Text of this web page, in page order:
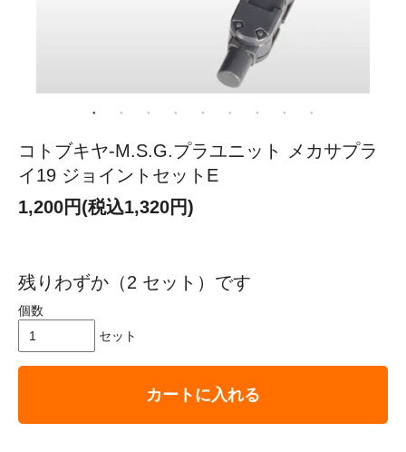
コトブキヤ-M.S.G.プラユニット メカサプラ
イ19 ジョイントセットE
1,200円(税込1,320円)
残りわずか（2 セット）です
個数
セット
カートに入れる